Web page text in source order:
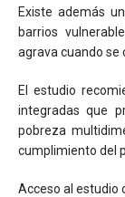
Existe además
barrios
agrava cuando se
El estudio
integradas que
pobreza
cumplimiento del
Acceso al estudio